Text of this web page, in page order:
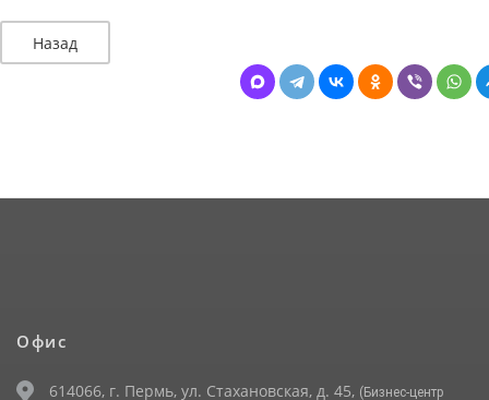
Назад
Офис
614066, г. Пермь, ул. Стахановская, д. 45, (Бизнес-центр